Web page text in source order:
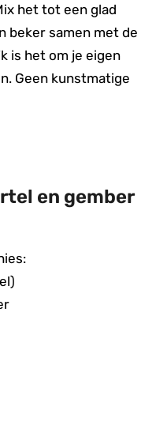
het tot een glad
beker samen met de
is het om je eigen
Geen kunstmatige
en gember